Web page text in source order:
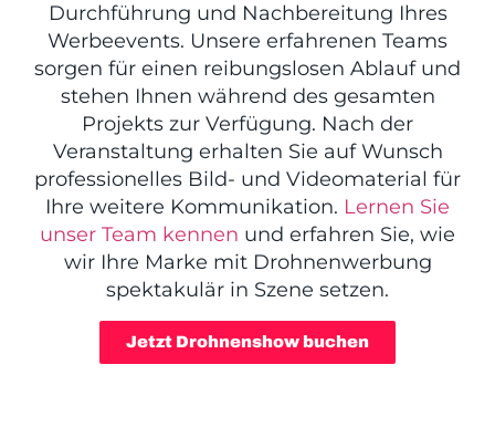
Durchführung und Nachbereitung Ihres
Werbeevents. Unsere erfahrenen Teams
sorgen für einen reibungslosen Ablauf und
stehen Ihnen während des gesamten
Projekts zur Verfügung. Nach der
Veranstaltung erhalten Sie auf Wunsch
professionelles Bild- und Videomaterial für
Ihre weitere Kommunikation. Lernen Sie
unser Team kennen und erfahren Sie, wie
wir Ihre Marke mit Drohnenwerbung
spektakulär in Szene setzen.
Jetzt Drohnenshow buchen